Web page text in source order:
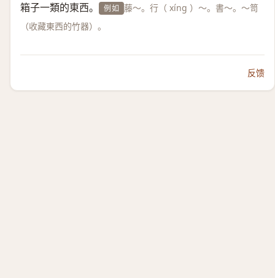
箱子一類的東西。 例如 藤～。行（ xíng ）～。書～。～笥
（收藏東西的竹器）。
反馈